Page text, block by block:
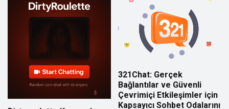
321Chat: Gerçek
Bağlantılar ve Güvenli
Çevrimiçi Etkileşimler için
Kapsayıcı Sohbet Odalarını